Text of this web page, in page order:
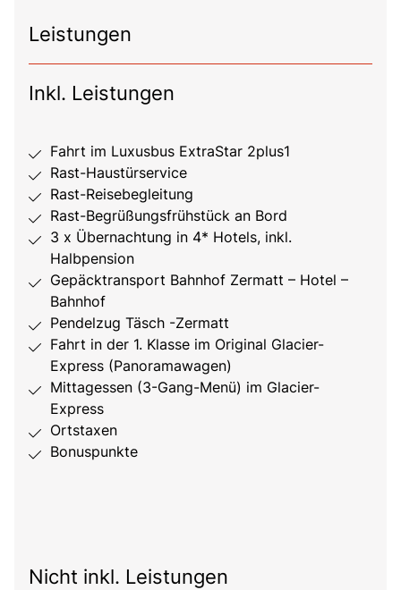
Leistungen
Inkl. Leistungen
Fahrt im Luxusbus ExtraStar 2plus1
Rast-Haustürservice
Rast-Reisebegleitung
Rast-Begrüßungsfrühstück an Bord
3 x Übernachtung in 4* Hotels, inkl.
Halbpension
Gepäcktransport Bahnhof Zermatt – Hotel –
Bahnhof
Pendelzug Täsch -Zermatt
Fahrt in der 1. Klasse im Original Glacier-
Express (Panoramawagen)
Mittagessen (3-Gang-Menü) im Glacier-
Express
Ortstaxen
Bonuspunkte
Nicht inkl. Leistungen